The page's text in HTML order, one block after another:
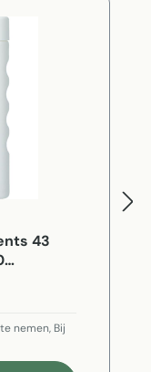
43
nemen, Bij